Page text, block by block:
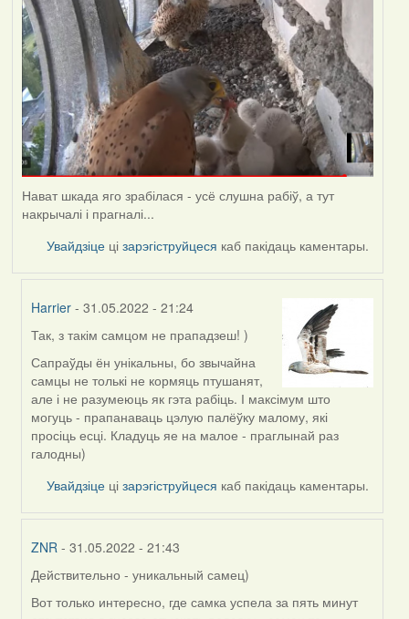
Нават шкада яго зрабілася - усё слушна рабіў, а тут
накрычалі і прагналі...
Увайдзіце цізарэгіструйцеся каб пакідаць каментары.
Harrier - 31.05.2022 - 21:24
In
reply
to
by
Lighty
Так, з такім самцом не прападзеш! )
Сапраўды ён унікальны, бо звычайна
самцы не толькі не кормяць птушанят,
але і не разумеюць як гэта рабіць. І максімум што
могуць - прапанаваць цэлую палёўку малому, які
просіць есці. Кладуць яе на малое - праглынай раз
галодны)
Увайдзіце цізарэгіструйцеся каб пакідаць каментары.
ZNR - 31.05.2022 - 21:43
In
reply
Действительно - уникальный самец)
Вот только интересно, где самка успела за пять минут